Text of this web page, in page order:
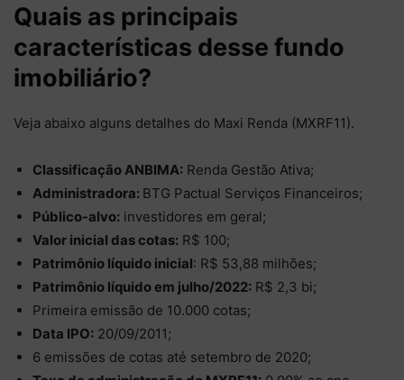
Quais as principais
características desse fundo
imobiliário?
Veja abaixo alguns detalhes do Maxi Renda (MXRF11).
Classificação ANBIMA: Renda Gestão Ativa;
Administradora: BTG Pactual Serviços Financeiros;
Público-alvo: investidores em geral;
Valor inicial das cotas: R$ 100;
Patrimônio líquido inicial: R$ 53,88 milhões;
Patrimônio líquido em julho/2022: R$ 2,3 bi;
Primeira emissão de 10.000 cotas;
Data IPO: 20/09/2011;
6 emissões de cotas até setembro de 2020;